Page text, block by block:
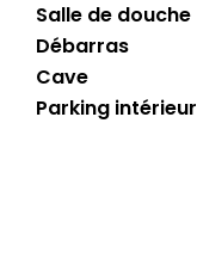
Salle de douche
Débarras
Cave
Parking intérieur